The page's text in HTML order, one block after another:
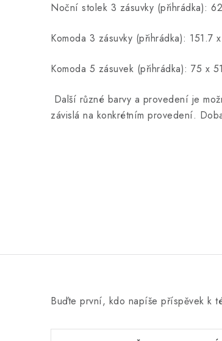
Noční stolek 3 zásuvky (přihrádka):
Komoda 3 zásuvky (přihrádka): 151.7
Komoda 5 zásuvek (přihrádka): 75 x
Další různé barvy a provedení je
závislá na konkrétním provedení.
Buďte první, kdo napíše příspěvek k